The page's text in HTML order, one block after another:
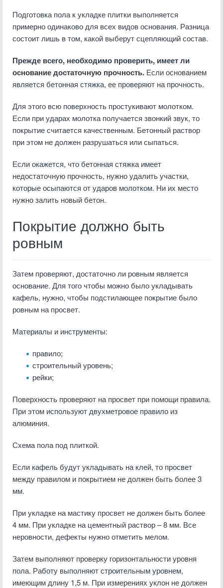
Подготовка пола к укладке плитки выполняется
примерно одинаково для всех видов основания. Разница
состоит лишь в том, какой выберут сцепляющий состав.
Прежде всего, необходимо проверить, имеет ли
основание достаточную прочность. Если основанием
является бетонная стяжка, ее проверяют на прочность.
Для этого всю поверхность простукивают молотком.
Если при ударах молотка получается звонкий звук, то
покрытие считается качественным. Бетонный раствор
при этом не должен разрушаться или сыпаться.
Если окажется, что бетонная стяжка имеет
недостаточную прочность, нужно удалить участки,
которые осыпаются от ударов молотком. Ни их место
нужно залить новый бетон.
Покрытие должно быть
ровным
Затем проверяют, достаточно ли ровным является
основание. Для того чтобы можно было укладывать
кафель, нужно, чтобы подстилающее покрытие было
ровным на просвет.
Материалы и инструменты:
правило;
строительный уровень;
рейки;
Поверхность проверяют на просвет при помощи правила.
При этом используют двухметровое правило из
алюминия.
Схема пола под плиткой.
Если кафель будут укладывать на клей, то просвет
между правилом и покрытием не должен быть более 3
мм.
При укладке на мастику просвет не должен быть более
4 мм. При укладке на цементный раствор – 8 мм. Все
неровности, дефекты нужно отметить мелом.
Затем выполняют проверку горизонтальности уровня
пола. Работу выполняют строительным уровнем,
имеющим длину 1,5 м. При измерениях уклон не должен